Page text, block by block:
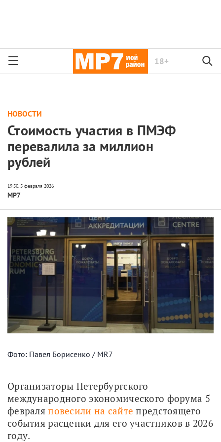
18+
НОВОСТИ
Стоимость участия в ПМЭФ
перевалила за миллион
рублей
МР7
Фото: Павел Борисенко / MR7
Организаторы Петербургского
международного экономического форума 5
февраля повесили на сайте предстоящего
события расценки для его участников в 2026
году.